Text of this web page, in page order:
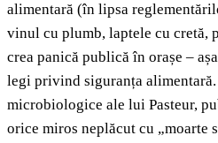
alimentară (în lipsa
vinul cu plumb, laptele cu cretă,
crea panică publică în orașe –
legi privind siguranța
microbiologice ale lui Pasteur,
orice miros neplăcut cu „moarte